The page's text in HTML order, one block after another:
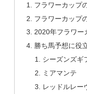
フラワーカップ
フラワーカップ
2020年フラワー
勝ち馬予想に役
シーズンズギ
ミアマンテ
レッドルレー